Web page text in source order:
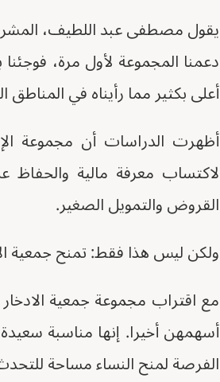
دعمنا المجموعة لأول مرة،
أعلى بكثير مما رأيناه في المناطق
أظهرت الدراسات أن مجموعة
لاكتساب معرفة مالية
القروض والتمويل الصغير.
ولكن ليس هذا فقط: تمنح جمعية
مع اقتراب مجموعة جمعية
أسهمهن أخيرا. إنها مناسبة
الفرصة لمنح النساء مساحة للتحدث